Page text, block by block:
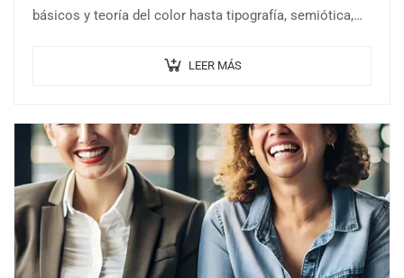
básicos y teoría del color hasta tipografía, semiótica,
LEER MÁS